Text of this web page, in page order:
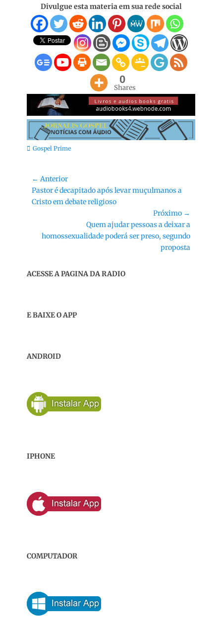
Divulgue esta materia em sua rede social
0
Shares
Categorias:
Gospel Prime
Navegação
de
Post
← Anterior
Post
anterior:
Pastor é decapitado após levar muçulmanos a
Cristo em debate religioso
Próximo →
post:
Quem ajudar pessoas a deixar a
homossexualidade poderá ser preso, segundo
proposta
ACESSE A PAGINA DA RADIO
E BAIXE O APP
ANDROID
IPHONE
COMPUTADOR